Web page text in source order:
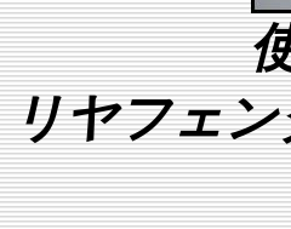
リヤフェ